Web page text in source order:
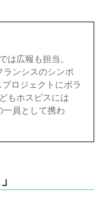
は広報も担当。
ランシスのシンポ
ロジェクトにボラ
もホスピスには
一員として携わ